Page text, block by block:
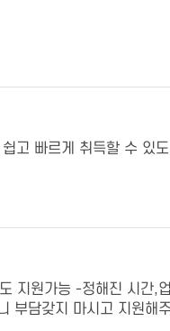
고 빠르게 취득할 수
원가능 -정해진 시간,
부담갖지 마시고 지원해